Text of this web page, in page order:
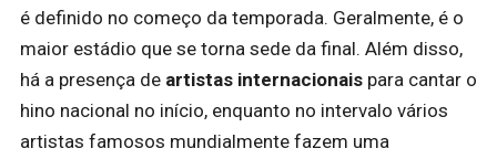
é definido no começo da temporada. Geralmente, é o
maior estádio que se torna sede da final. Além disso,
há a presença de artistas internacionais para cantar o
hino nacional no início, enquanto no intervalo vários
artistas famosos mundialmente fazem uma